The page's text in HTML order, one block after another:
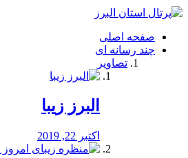
فصد
شرق
تهران
خشکشویی
صفحه اصلی
چند رسانه ای
تصاویر
البرز زیبا
اکتبر 22, 2019